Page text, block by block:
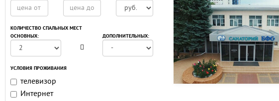
КОЛИЧЕСТВО СПАЛЬНЫХ МЕСТ
ОСНОВНЫХ:
ДОПОЛНИТЕЛЬНЫХ:
УСЛОВИЯ ПРОЖИВАНИЯ
телевизор
Интернет